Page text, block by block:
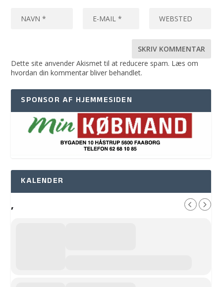
Dette site anvender Akismet til at reducere spam. Læs om
hvordan din kommentar bliver behandlet.
SPONSOR AF HJEMMESIDEN
KALENDER
,